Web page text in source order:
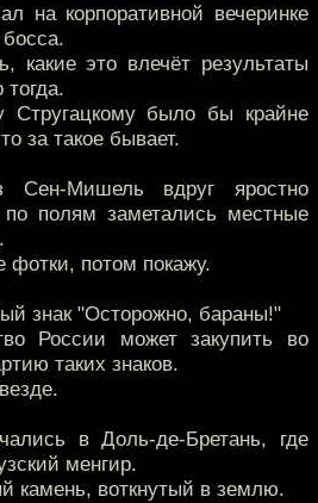
на корпоративной вечеринке
какие это влечёт результаты
тогда.
Стругацкому было бы крайне
за такое бывает.
Сен-Мишель вдруг яростно
полям заметались местные
потом покажу.
знак "Осторожно, бараны!"
России может закупить во
таких знаков.
в Доль-де-Бретань, где
менгир.
камень, воткнутый в землю.